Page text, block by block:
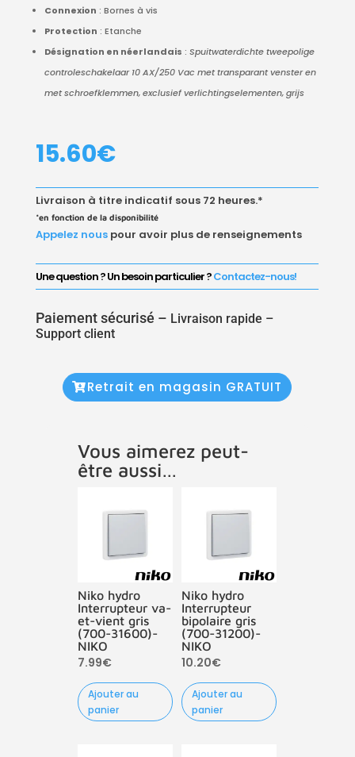
Connexion : Bornes à vis
Protection : Etanche
Désignation en néerlandais : Spuitwaterdichte tweepolige
controleschakelaar 10 AX/250 Vac met transparant venster en
met schroefklemmen, exclusief verlichtingselementen, grijs
15.60€
Livraison à titre indicatif sous 72 heures.*
*en fonction de la disponibilité
Appelez nouspour avoir plus de renseignements
Une question ? Un besoin particulier ?Contactez-nous!
Paiement sécurisé – Livraison rapide –
Support client
Retrait en magasin GRATUIT
Vous aimerez peut-
être aussi…
Niko hydro
Interrupteur va-
et-vient gris
(700-31600)-
NIKO
7.99€
Ajouter au
panier
Niko hydro
Interrupteur
bipolaire gris
(700-31200)-
NIKO
10.20€
Ajouter au
panier